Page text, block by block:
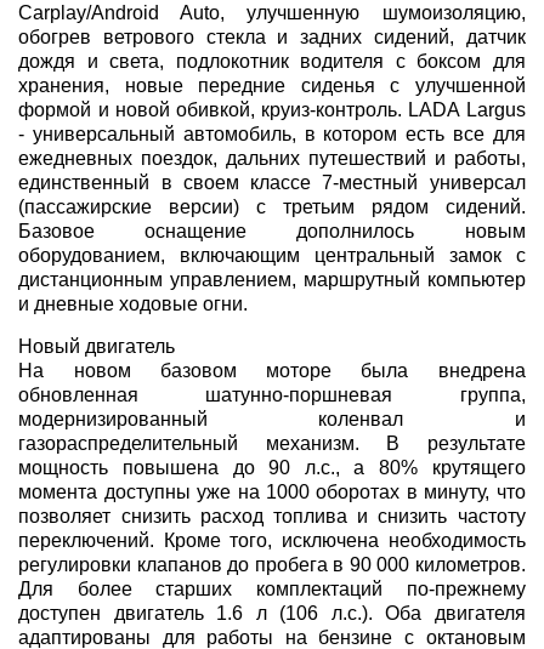
Carplay/Android Auto, улучшенную шумоизоляцию,
обогрев ветрового стекла и задних сидений, датчик
дождя и света, подлокотник водителя с боксом для
хранения, новые передние сиденья с улучшенной
формой и новой обивкой, круиз-контроль. LADA Largus
- универсальный автомобиль, в котором есть все для
ежедневных поездок, дальних путешествий и работы,
единственный в своем классе 7-местный универсал
(пассажирские версии) с третьим рядом сидений.
Базовое оснащение дополнилось новым
оборудованием, включающим центральный замок с
дистанционным управлением, маршрутный компьютер
и дневные ходовые огни.
Новый двигатель
На новом базовом моторе была внедрена
обновленная шатунно-поршневая группа,
модернизированный коленвал и
газораспределительный механизм. В результате
мощность повышена до 90 л.с., а 80% крутящего
момента доступны уже на 1000 оборотах в минуту, что
позволяет снизить расход топлива и снизить частоту
переключений. Кроме того, исключена необходимость
регулировки клапанов до пробега в 90 000 километров.
Для более старших комплектаций по-прежнему
доступен двигатель 1.6 л (106 л.с.). Оба двигателя
адаптированы для работы на бензине с октановым